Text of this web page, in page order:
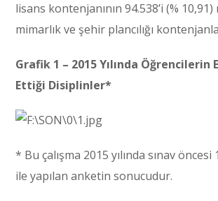
lisans kontenjanının 94.538’i (%
mimarlık ve şehir plancılığı
Grafik 1 – 2015 Yılında Öğrencilerin
Ettiği Disiplinler*
* Bu çalışma 2015 yılında sınav
ile yapılan anketin sonucudur.